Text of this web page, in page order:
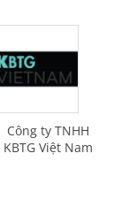
Công ty TNHH
KBTG Việt Nam